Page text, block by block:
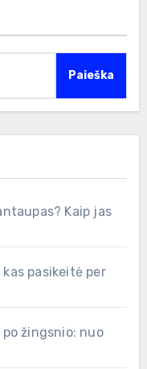
Paieška
Kaip jas
pasikeitė per
po žingsnio: nuo